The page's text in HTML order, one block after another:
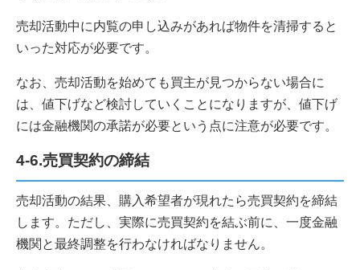
売却活動中に内覧の申し込みがあれば物件を清掃すると
いった対応が必要です。
なお、売却活動を始めても買主が見つからない場合に
は、値下げなど検討していくことになりますが、値下げ
には金融機関の承諾が必要という点に注意が必要です。
4-6.売買契約の締結
売却活動の結果、購入希望者が現れたら売買契約を締結
します。ただし、実際に売買契約を結ぶ前に、一度金融
機関と最終調整を行わなければなりません。